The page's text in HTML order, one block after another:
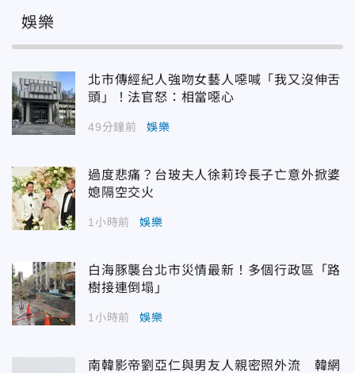
娛樂
北市傳經紀人強吻女藝人噁喊「我又沒伸舌
頭」！法官怒：相當噁心
49分鐘前 娛樂
過度悲痛？台玻夫人徐莉玲長子亡意外掀婆
媳隔空交火
1小時前 娛樂
白海豚襲台北市災情最新！多個行政區「路
樹接連倒塌」
1小時前 娛樂
南韓影帝劉亞仁與男友人親密照外流 韓網